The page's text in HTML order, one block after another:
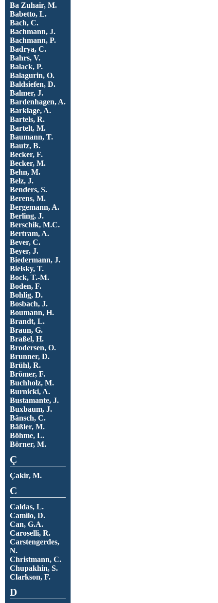
Ba Zuhair, M.
Babetto, L.
Bach, C.
Bachmann, J.
Bachmann, P.
Badrya, C.
Bahrs, V.
Balack, P.
Balagurin, O.
Baldsiefen, D.
Balmer, J.
Bardenhagen, A.
Barklage, A.
Bartels, R.
Bartelt, M.
Baumann, T.
Bautz, B.
Becker, F.
Becker, M.
Behn, M.
Belz, J.
Benders, S.
Berens, M.
Bergemann, A.
Berling, J.
Berschik, M.C.
Bertram, A.
Bever, C.
Beyer, J.
Biedermann, J.
Bielsky, T.
Bock, T.-M.
Boden, F.
Bohlig, D.
Bosbach, J.
Boumann, H.
Brandt, L.
Braun, G.
Braßel, H.
Brodersen, O.
Brunner, D.
Brühl, R.
Brömer, F.
Buchholz, M.
Burnicki, A.
Bustamante, J.
Buxbaum, J.
Bänsch, C.
Bäßler, M.
Böhme, L.
Börner, M.
Ç
Çakir, M.
C
Caldas, L.
Camilo, D.
Can, G.A.
Caroselli, R.
Carstengerdes,
N.
Christmann, C.
Chupakhin, S.
Clarkson, F.
D